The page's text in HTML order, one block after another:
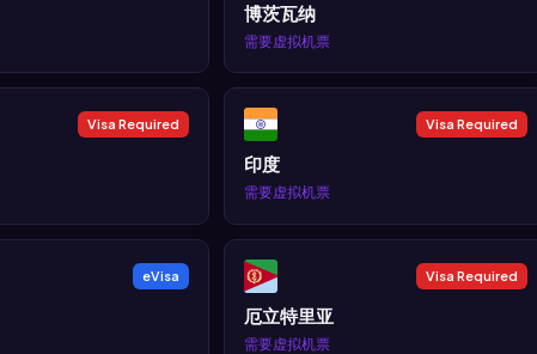
博茨瓦纳
需要虚拟机票
Visa Required Visa Required
印度
需要虚拟机票
eVisa Visa Required
厄立特里亚
需要虚拟机票